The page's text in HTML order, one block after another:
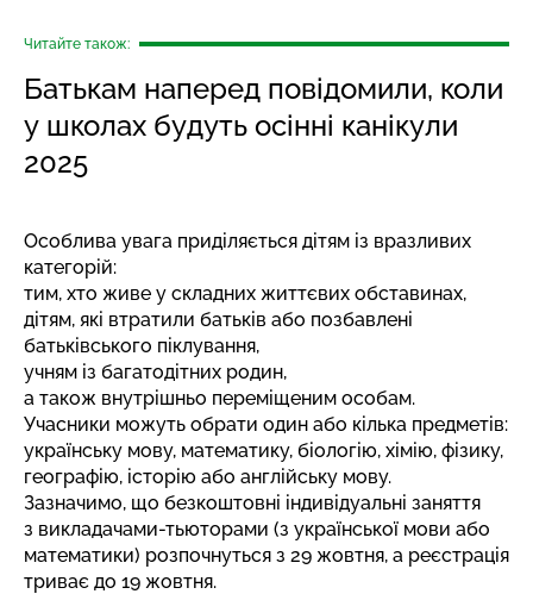
Читайте також:
Батькам наперед повідомили, коли
у школах будуть осінні канікули
2025
Особлива увага приділяється дітям із вразливих
категорій:
тим, хто живе у складних життєвих обставинах,
дітям, які втратили батьків або позбавлені
батьківського піклування,
учням із багатодітних родин,
а також внутрішньо переміщеним особам.
Учасники можуть обрати один або кілька предметів:
українську мову, математику, біологію, хімію, фізику,
географію, історію або англійську мову.
Зазначимо, що безкоштовні індивідуальні заняття
з викладачами-тьюторами (з української мови або
математики) розпочнуться з 29 жовтня, а реєстрація
триває до 19 жовтня.